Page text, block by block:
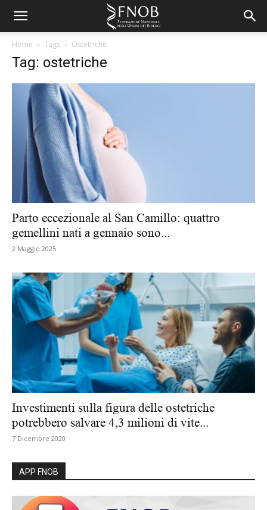
Home Tags Ostetriche
Tag: ostetriche
Parto eccezionale al San Camillo: quattro
gemellini nati a gennaio sono...
2 Maggio 2025
Investimenti sulla figura delle ostetriche
potrebbero salvare 4,3 milioni di vite...
7 Dicembre 2020
APP FNOB